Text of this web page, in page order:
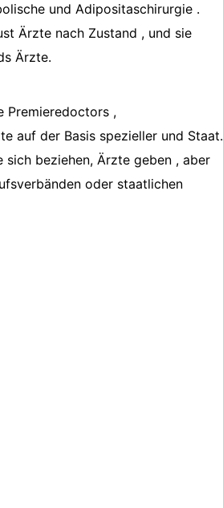
und Adipositaschirurgie .
Ärzte nach Zustand , und sie
Ärzte.
Premieredoctors ,
auf der Basis spezieller und Staat.
beziehen, Ärzte geben , aber
oder staatlichen